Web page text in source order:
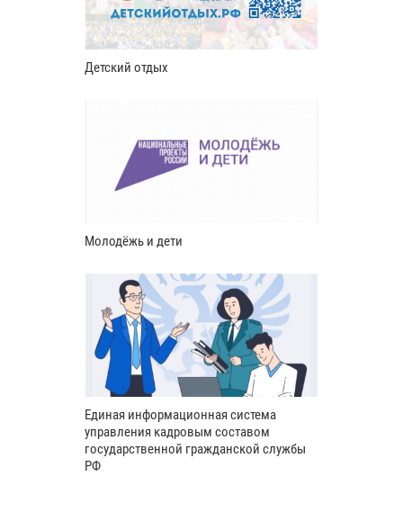
Детский отдых
Молодёжь и дети
Единая информационная система
управления кадровым составом
государственной гражданской службы
РФ